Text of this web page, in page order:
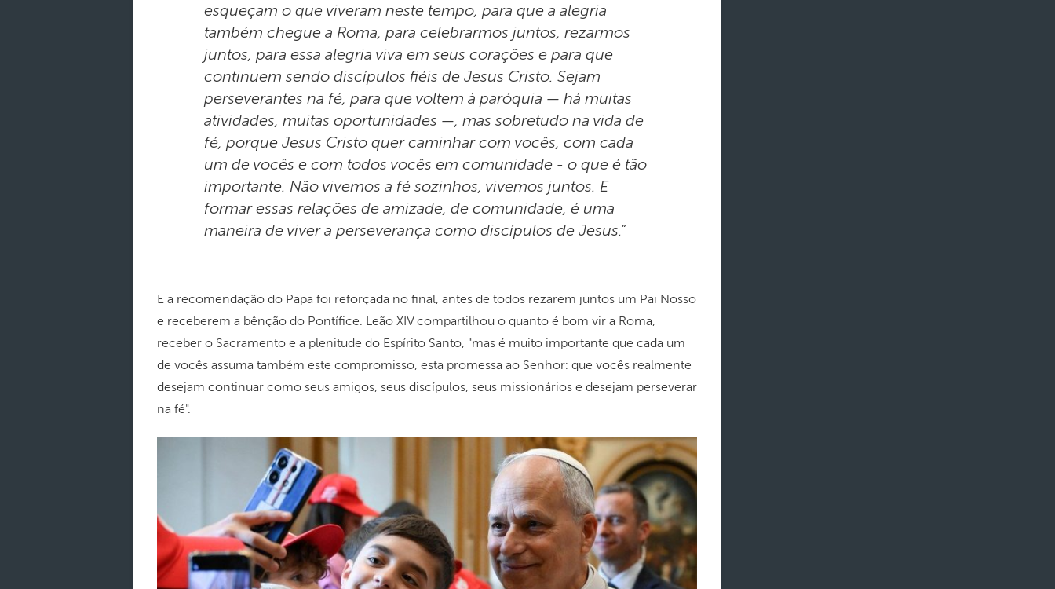
esqueçam o que viveram neste tempo, para que a alegria
também chegue a Roma, para celebrarmos juntos, rezarmos
juntos, para essa alegria viva em seus corações e para que
continuem sendo discípulos fiéis de Jesus Cristo. Sejam
perseverantes na fé, para que voltem à paróquia — há muitas
atividades, muitas oportunidades —, mas sobretudo na vida de
fé, porque Jesus Cristo quer caminhar com vocês, com cada
um de vocês e com todos vocês em comunidade - o que é tão
importante. Não vivemos a fé sozinhos, vivemos juntos. E
formar essas relações de amizade, de comunidade, é uma
maneira de viver a perseverança como discípulos de Jesus.”
E a recomendação do Papa foi reforçada no final, antes de todos rezarem juntos um Pai Nosso
e receberem a bênção do Pontífice. Leão XIV compartilhou o quanto é bom vir a Roma,
receber o Sacramento e a plenitude do Espírito Santo, "mas é muito importante que cada um
de vocês assuma também este compromisso, esta promessa ao Senhor: que vocês realmente
desejam continuar como seus amigos, seus discípulos, seus missionários e desejam perseverar
na fé".